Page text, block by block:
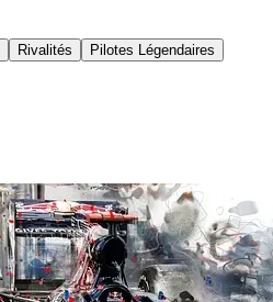
Rivalités
Pilotes Légendaires